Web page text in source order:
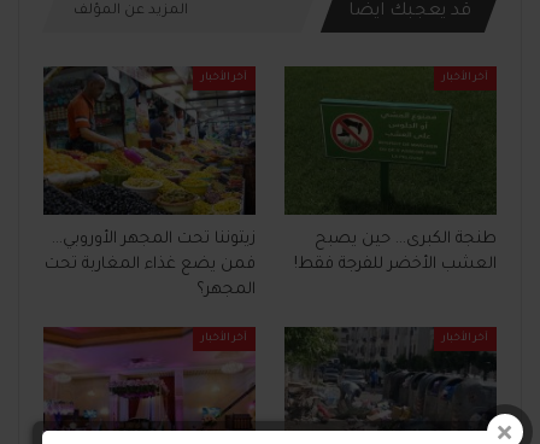
قد يعجبك ايضا المزيد عن المؤلف
آخر الأخبار
طنجة الكبرى… حين يصبح
العشب الأخضر للفرجة فقط!
آخر الأخبار
زيتوننا تحت المجهر الأوروبي…
فمن يضع غذاء المغاربة تحت
المجهر؟
آخر الأخبار آخر الأخبار